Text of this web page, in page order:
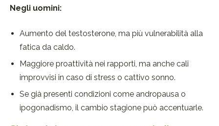
Negli uomini:
Aumento del testosterone, ma più vulnerabilità alla
fatica da caldo.
Maggiore proattività nei rapporti, ma anche cali
improvvisi in caso di stress o cattivo sonno.
Se già presenti condizioni come andropausa o
ipogonadismo, il cambio stagione può accentuarle.